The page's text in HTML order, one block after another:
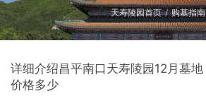
天寿陵园首页 购墓指南
详细介绍昌平南口天寿陵园12月墓地
价格多少